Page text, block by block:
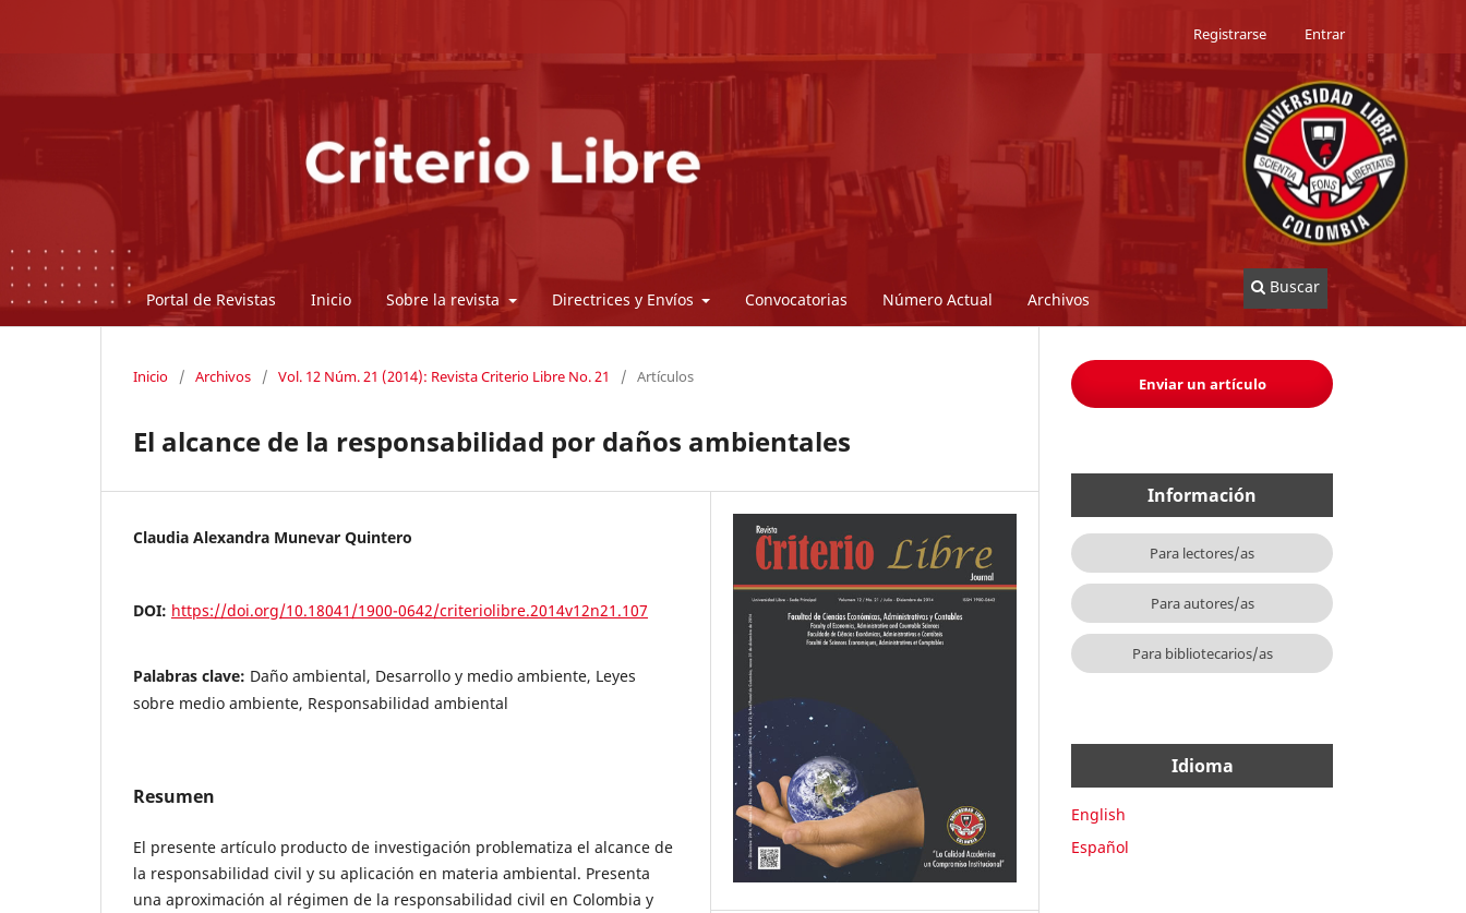
Portal de Revistas Inicio Sobre la revista Directrices y Envíos Convocatorias Número Actual Archivos
Buscar
Registrarse Entrar
Inicio / Archivos / Vol. 12 Núm. 21 (2014): Revista Criterio Libre No. 21 / Artículos
El alcance de la responsabilidad por daños ambientales
Claudia Alexandra Munevar Quintero
DOI: https://doi.org/10.18041/1900-0642/criteriolibre.2014v12n21.107
Palabras clave: Daño ambiental, Desarrollo y medio ambiente, Leyes
sobre medio ambiente, Responsabilidad ambiental
Resumen
El presente artículo producto de investigación problematiza el alcance de
la responsabilidad civil y su aplicación en materia ambiental. Presenta
una aproximación al régimen de la responsabilidad civil en Colombia y
Enviar un artículo
Información
Para lectores/as
Para autores/as
Para bibliotecarios/as
Idioma
English
Español